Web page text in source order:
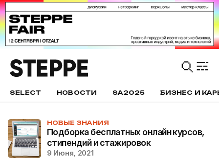
SELECT НОВОСТИ SA2025 БИЗНЕС И
НОВЫЕ ЗНАНИЯ
Подборка бесплатных онлайн курсов,
стипендий и стажировок
9 Июня, 2021